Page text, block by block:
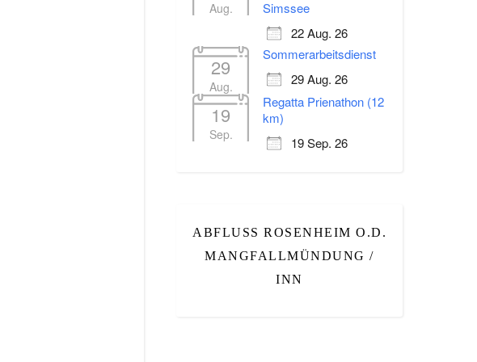
Aug.
Simssee
22 Aug. 26
29
Aug.
Sommerarbeitsdienst
29 Aug. 26
19
Sep.
Regatta Prienathon (12
km)
19 Sep. 26
ABFLUSS ROSENHEIM O.D.
MANGFALLMÜNDUNG /
INN